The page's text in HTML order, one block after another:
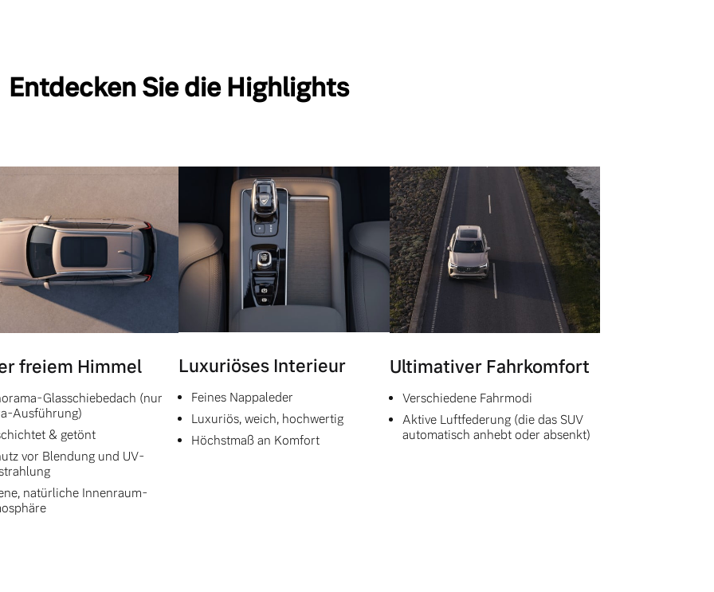
Entdecken Sie die Highlights
freiem Himmel
Glasschiebedach (nur
Ausführung)
& getönt
vor Blendung und UV-
natürliche Innenraum-
Luxuriöses Interieur
Feines Nappaleder
Luxuriös, weich, hochwertig
Höchstmaß an Komfort
Ultimativer Fahrkomfort
Verschiedene Fahrmodi
Aktive Luftfederung (die das SUV
automatisch anhebt oder absenkt)